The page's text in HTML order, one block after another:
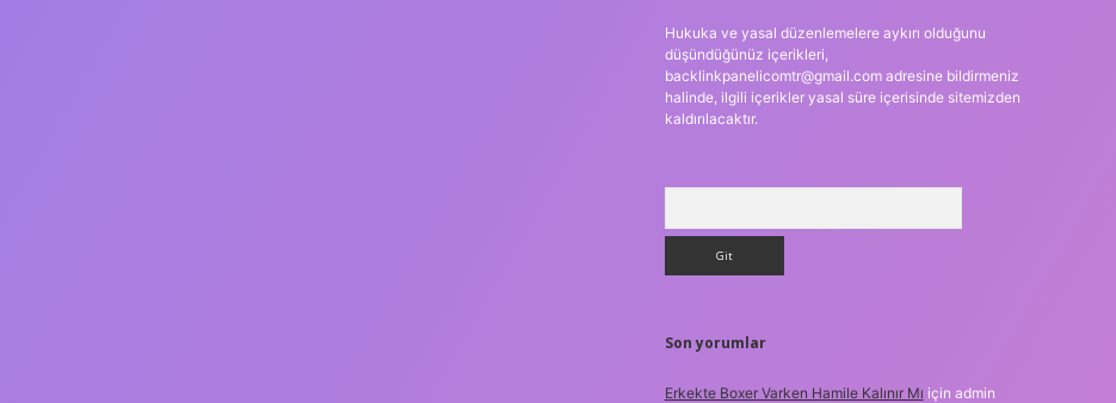
Hukuka ve yasal düzenlemelere aykırı olduğunu
düşündüğünüz içerikleri,
backlinkpanelicomtr@gmail.comadresine bildirmeniz
halinde, ilgili içerikler yasal süre içerisinde sitemizden
kaldırılacaktır.
Son yorumlar
Erkekte Boxer Varken Hamile Kalınır Mı için admin